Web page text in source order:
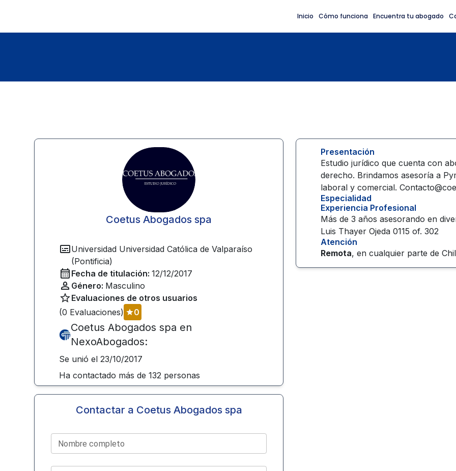
Inicio Cómo funciona Encuentra tu abogado
Coetus Abogados spa
Universidad Universidad Católica de Valparaíso
(Pontificia)
Fecha de titulación: 12/12/2017
Género: Masculino
Evaluaciones de otros usuarios
(0 Evaluaciones) 0
Coetus Abogados spa en
NexoAbogados:
Se unió el 23/10/2017
Ha contactado más de132 personas
Contactar a Coetus Abogados spa
Nombre completo
Presentación
Estudio jurídico que cuenta con
derecho. Brindamos asesoría a
laboral y comercial.
Especialidad
Experiencia Profesional
Más de 3 años asesorando en
Luis Thayer Ojeda 0115 of. 302
Atención
Remota, en cualquier parte de